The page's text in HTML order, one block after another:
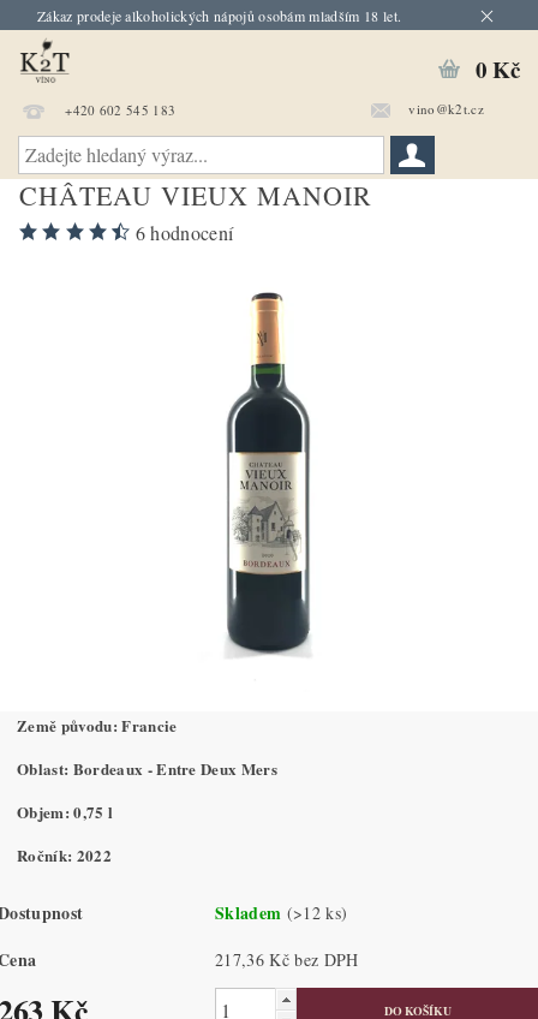
Zákaz prodeje alkoholických nápojů osobám mladším 18 let.
+420 602 545 183 vino@k2t.cz
0 Kč
CHÂTEAU VIEUX MANOIR
6 hodnocení
Země původu: Francie
Oblast: Bordeaux - Entre Deux Mers
Objem: 0,75 l
Ročník: 2022
Skladem (>12 ks)
217,36 Kč bez DPH